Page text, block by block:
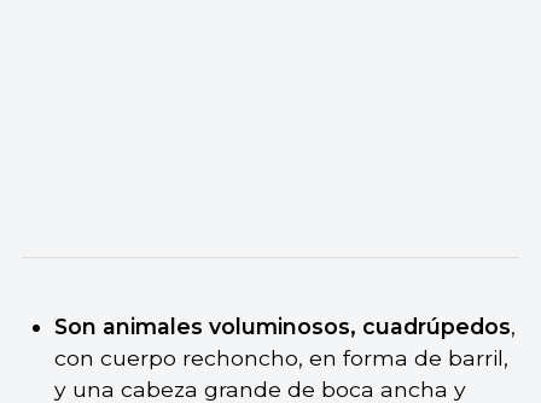
Son animales voluminosos, cuadrúpedos,
con cuerpo rechoncho, en forma de barril,
y una cabeza grande de boca ancha y